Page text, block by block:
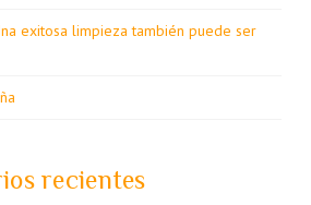
exitosa limpieza también puede ser
recientes